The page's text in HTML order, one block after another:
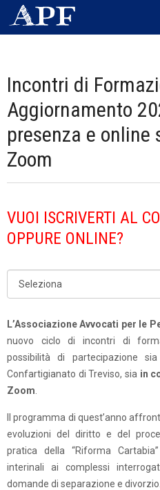
Incontri di
Aggiornamento
presenza e
Zoom
VUOI ISCRIVERTI AL
OPPURE ONLINE?
L’Associazione Avvocati per le
nuovo ciclo di incontri di
possibilità di partecipazione sia
Confartigianato di Treviso, sia in
Zoom
Il programma di quest’anno
evoluzioni del diritto e del
pratica della “Riforma
interinali ai complessi
domande di separazione e divorzio.